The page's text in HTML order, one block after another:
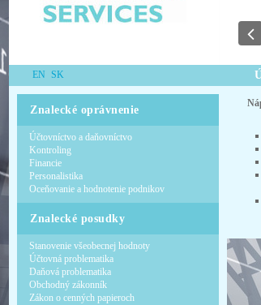
EN SK
Znalecké oprávnenie
Účtovníctvo a daňovníctvo
Kontroling
Financie
Personalistika
Oceňovanie a hodnotenie podnikov
Znalecké posudky
Stanovenie všeobecnej hodnoty
Účtovná problematika
Daňová problematika
Obchodný zákonník
Zákon o cenných papieroch